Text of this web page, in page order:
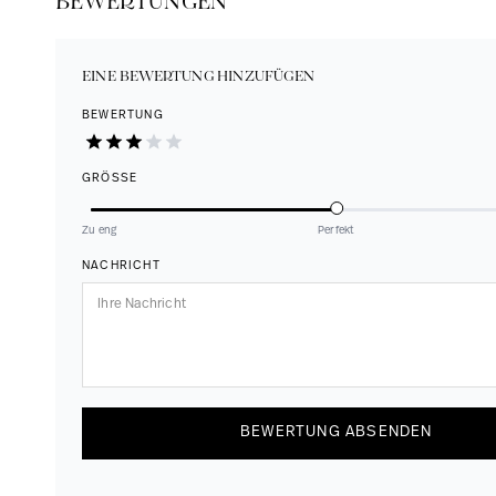
EINE BEWERTUNG HINZUFÜGEN
BEWERTUNG
GRÖSSE
Zu eng Perfekt
NACHRICHT
BEWERTUNG ABSENDEN